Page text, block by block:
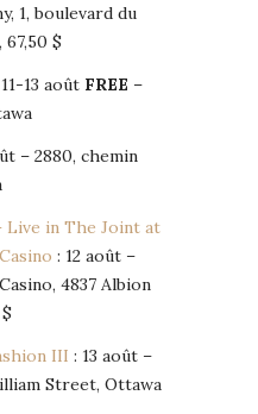
1, boulevard du
67,50 $
13 août FREE –
– 2880, chemin
Live in The Joint at
: 12 août –
4837 Albion
III : 13 août –
Street, Ottawa